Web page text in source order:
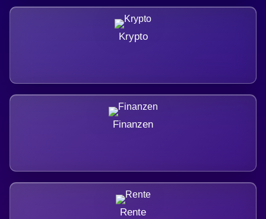
Krypto
Finanzen
Rente